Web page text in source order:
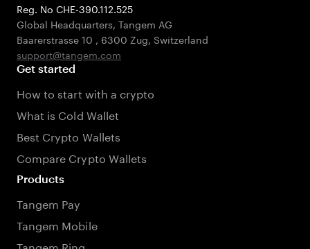
Reg. No CHE-390.112.525
Global Headquarters, Tangem AG
Baarerstrasse 10 , 6300 Zug, Switzerland
support@tangem.com
Get started
How to start with a crypto
What is Cold Wallet
Best Crypto Wallets
Compare Crypto Wallets
Products
Tangem Pay
Tangem Mobile